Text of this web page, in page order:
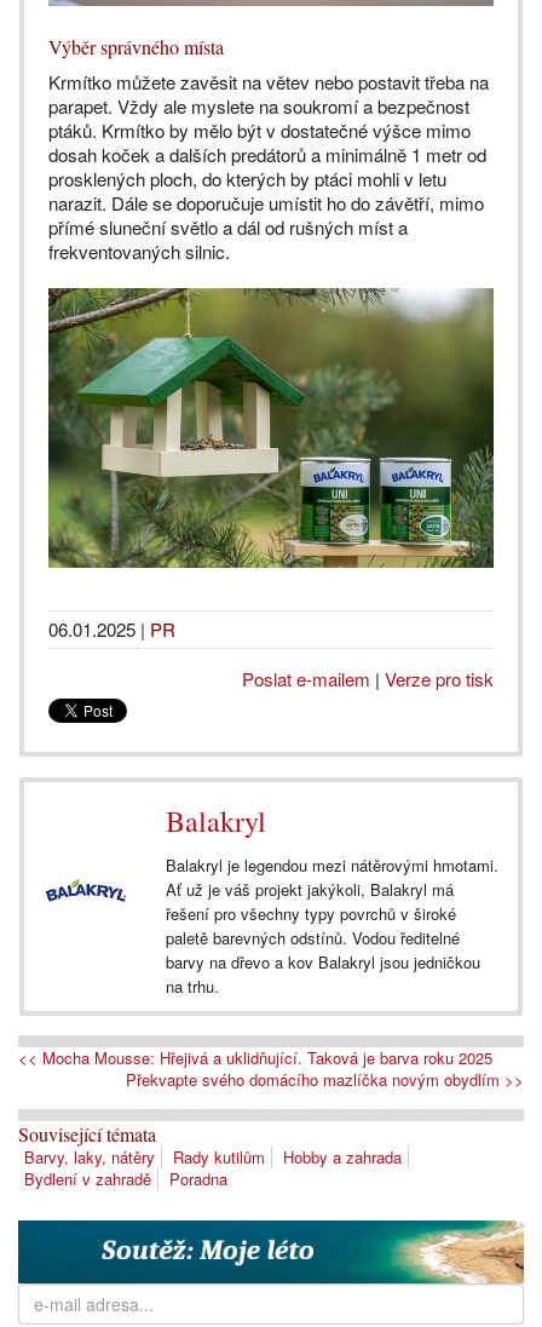
Výběr správného místa
Krmítko můžete zavěsit na větev nebo postavit třeba na
parapet. Vždy ale myslete na soukromí a bezpečnost
ptáků. Krmítko by mělo být v dostatečné výšce mimo
dosah koček a dalších predátorů a minimálně 1 metr od
prosklených ploch, do kterých by ptáci mohli v letu
narazit. Dále se doporučuje umístit ho do závětří, mimo
přímé sluneční světlo a dál od rušných míst a
frekventovaných silnic.
06.01.2025 | PR
Poslat e-mailem | Verze pro tisk
Balakryl
Balakryl je legendou mezi nátěrovými hmotami.
Ať už je váš projekt jakýkoli, Balakryl má
řešení pro všechny typy povrchů v široké
paletě barevných odstínů. Vodou ředitelné
barvy na dřevo a kov Balakryl jsou jedničkou
na trhu.
<< Mocha Mousse: Hřejivá a uklidňující. Taková je barva roku 2025
Překvapte svého domácího mazlíčka novým obydlím >>
Související témata
Barvy, laky, nátěry Rady kutilům
Hobby a zahrada
Bydlení v zahradě
Poradna